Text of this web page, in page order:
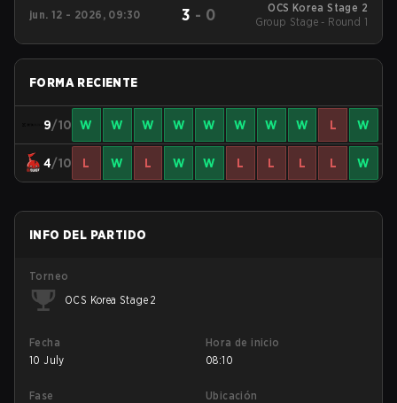
jun. 12 - 2026, 09:30 3 - 0
OCS Korea Stage 2
Group Stage - Round 1
FORMA RECIENTE
9/10 W W W W W W W W L W
4/10 L W L W W L L L L W
INFO DEL PARTIDO
Torneo
OCS Korea Stage 2
Fecha
10 July
Hora de inicio
08:10
Fase
Ubicación